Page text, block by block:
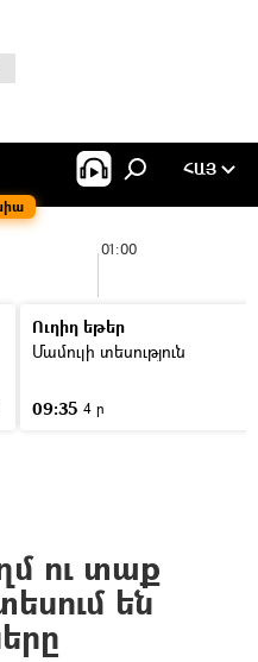
ՀԱՅ
01:00
Ուղիղ եթեր
Մամուլի տեսություն
09:35 4 ր
ու տաք
են